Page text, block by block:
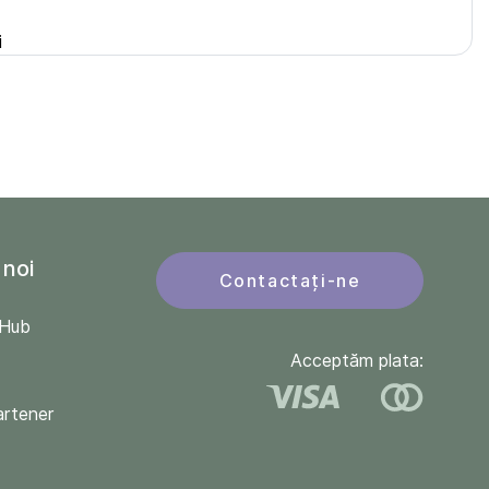
Contactați-ne
Acceptăm plata: